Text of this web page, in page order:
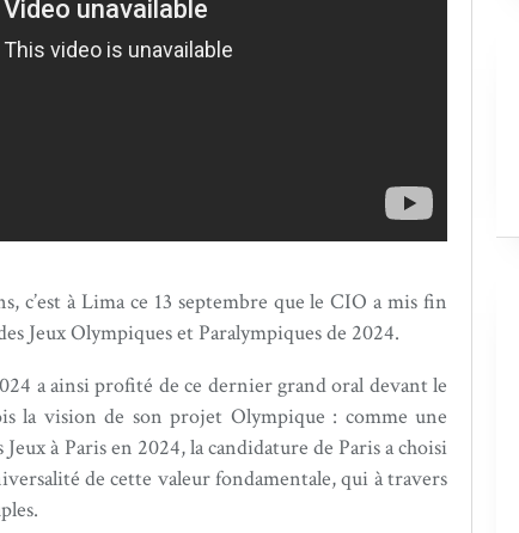
c’est à Lima ce 13 septembre que le CIO a mis fin
Jeux Olympiques et Paralympiques de 2024.
a ainsi profité de ce dernier grand oral devant le
la vision de son projet Olympique : comme une
à Paris en 2024, la candidature de Paris a choisi
de cette valeur fondamentale, qui à travers